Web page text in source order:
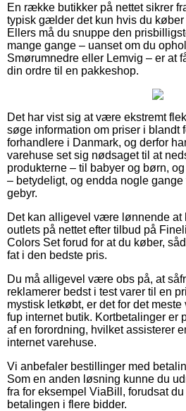
En række butikker på nettet sikrer
typisk gælder det kun hvis du køber
Ellers må du snuppe den
mange gange – uanset om du
Smørumnedre eller Lemvig – er at
din ordre til en pakkeshop.
Det har vist sig at være ekstremt
søge information om priser i blandt
forhandlere i Danmark, og derfor
varehuse set sig nødsaget til at
produkterne – til babyer og børn,
– betydeligt, og endda nogle
gebyr.
Det kan alligevel være lønnende at
outlets på nettet efter tilbud på
Colors Set forud for at du køber,
fat i den bedste pris.
Du må alligevel være obs på, at
reklamerer bedst i test varer til en
mystisk letkøbt, er det for det
fup internet butik. Kortbetalinger er
af en forordning, hvilket assisterer
internet varehuse.
Vi anbefaler bestillinger med
Som en anden løsning kunne du
fra for eksempel ViaBill, forudsat
betalingen i flere bidder.